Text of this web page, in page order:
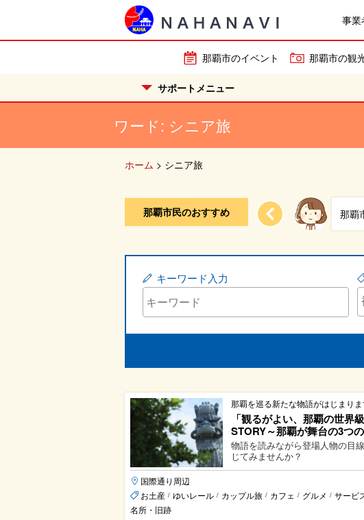
事業
那覇市のイベント 那覇市の観
サポートメニュー
ワード: シニア旅
ホーム > シニア旅
那覇市民のおすすめ
那覇市内で、バスでも移動可。駐... 沖縄
キーワード入力
那覇を巡る新たな物語がはじまりま
「観るがよい、那覇の世界
STORY～那覇が舞台の3つ
物語を読みながら登場人物の目
じてみませんか？
国際通り周辺
お土産 / ゆいレール / カップル旅 / カフェ / グルメ / サービ
名所・旧跡